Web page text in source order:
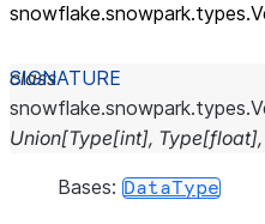
class
snowflake.snowpark.types.
Union[Type[int], Type[float],
Bases: DataType